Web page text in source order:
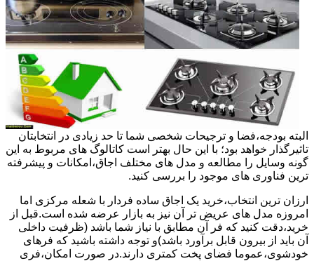
البته بودجه،فضا و ترجیحات شخصی شما تا حد زیادی در انتخابتان
تاثیرگذار خواهد بود؛ با این حال بهتر است کاتالوگ های مربوط به این
گونه وسایل را مطالعه و مدل های مختلف اجاق،امکانات و پیشرفته
ترین فناوری های موجود را بررسی کنید.
ارزان ترین انتخاب،خرید یک اجاق ساده فردار با شعله مرکزی اما
امروزه مدل های عریض تر آن نیز به بازار عرضه شده است.قبل از
خرید،دقت کنید که فر آن مطابق با نیاز شما باشد (ظرفیت داخلی
آن باید از بیرون قابل برآورد باشد)و توجه داشته باشید که فرهای
خودشوی،عموما فضای پخت کمتری دارند.در صورت امکان،فری